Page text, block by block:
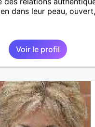
dans leur peau,
Voir le profil